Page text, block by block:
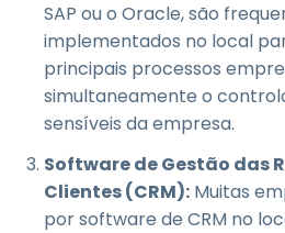
SAP ou o Oracle, são
implementados no local
principais processos
simultaneamente o
sensíveis da empresa.
Software de Gestão das
Clientes (CRM): Muitas
por software de CRM no